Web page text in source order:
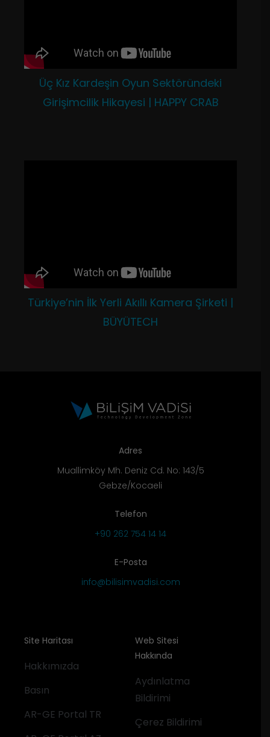
Üç Kız Kardeşin Oyun Sektöründeki
Girişimcilik Hikayesi | HAPPY CRAB
Türkiye’nin İlk Yerli Akıllı Kamera Şirketi |
BÜYÜTECH
Adres
Muallimköy Mh. Deniz Cd. No: 143/5
Gebze/Kocaeli
Telefon
+90 262 754 14 14
E-Posta
info@bilisimvadisi.com
Site Haritası
Hakkımızda
Basın
AR-GE Portal TR
Web Sitesi
Hakkında
Aydınlatma
Bildirimi
Çerez Bildirimi